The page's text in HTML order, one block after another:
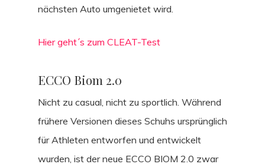
nächsten Auto umgenietet wird.
Hier geht´s zum CLEAT-Test
ECCO Biom 2.0
Nicht zu casual, nicht zu sportlich. Während
frühere Versionen dieses Schuhs ursprünglich
für Athleten entworfen und entwickelt
wurden, ist der neue ECCO BIOM 2.0 zwar